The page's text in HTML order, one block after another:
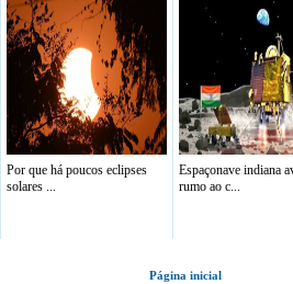
Por que há poucos eclipses
solares ...
Espaçonave indiana
rumo ao c...
Página inicial